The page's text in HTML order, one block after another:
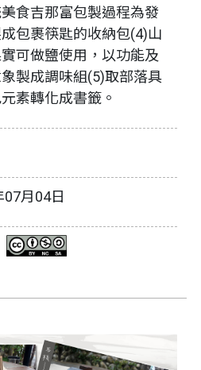
食吉那富包製過程為發
包裹筷匙的收納包(4)山
可做鹽使用，以功能及
製成調味組(5)取部落具
素轉化成書籤。
07月04日